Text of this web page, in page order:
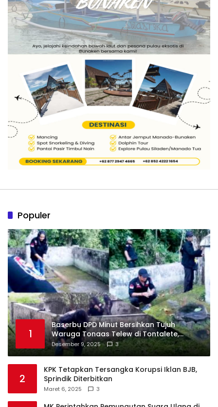
Populer
1
Baserbu DPD Minut Bersihkan Tujuh
Waruga Tonaas Telew di Tontalete,
Agenda Rutin Pelestarian Jejak Leluhur
Minahasa
Desember 9, 2025 3
2
KPK Tetapkan Tersangka Korupsi Iklan BJB,
Sprindik Diterbitkan
Maret 6, 2025 3